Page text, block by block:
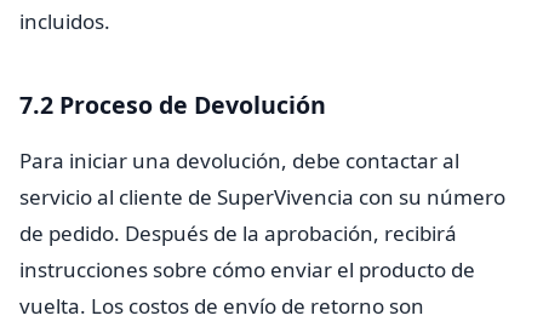
incluidos.
7.2 Proceso de Devolución
Para iniciar una devolución, debe contactar al
servicio al cliente de SuperVivencia con su número
de pedido. Después de la aprobación, recibirá
instrucciones sobre cómo enviar el producto de
vuelta. Los costos de envío de retorno son